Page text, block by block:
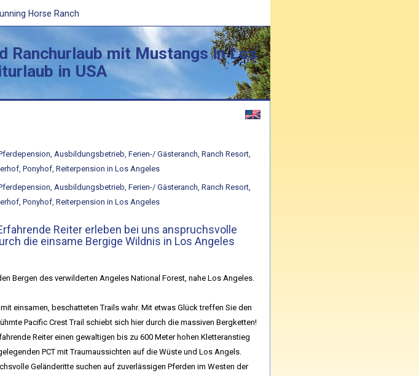
Horse Ranch
Ranchurlaub mit Mustangs in Los
in USA
Reiter erleben bei uns anspruchsvolle
die einsame Bergige Wildnis in Los Angeles
Bergen des verwilderten Angeles National Forest, nahe Los Angeles.
einsamen, beschatteten Trails wahr. Mit etwas Glück treffen Sie den
Pacific Crest Trail schiebt sich hier durch die massiven Bergketten!
Reiter einen gewaltigen bis zu 600 Meter hohen Kletteranstieg
PCT mit Traumaussichten auf die Wüste und Los Angels.
Geländeritte suchen auf zuverlässigen Pferden im Westen der